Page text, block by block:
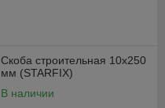
Скоба строительная 10х250
мм (STARFIX)
В наличии